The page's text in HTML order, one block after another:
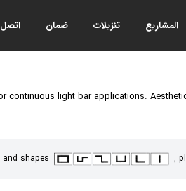
المشاريع تنزيلات ضمان اتصل
light bar applications.
shapes ,